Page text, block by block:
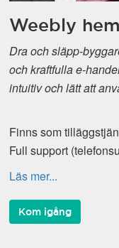
Weebly
Dra och släpp-
och kraftfulla e-
intuitiv och lätt att
Finns som
Full support
Läs mer...
Kom igång